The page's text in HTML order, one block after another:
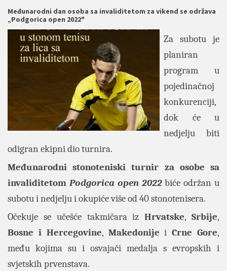
Međunarodni dan osoba sa invaliditetom za vikend se održava
„Podgorica open 2022"
Za subotu je
planiran
program u
pojedinačnoj
konkurenciji,
dok će u
nedjelju biti
odigran ekipni dio turnira.
Međunarodni stonoteniski turnir za osobe sa
invaliditetom Podgorica open 2022biće održan u
subotu i nedjelju i okupiće više od 40 stonotenisera.
Očekuje se učešće takmičara izHrvatske,Srbije,
Bosne i Hercegovine, Makedonije iCrne Gore,
među kojima su i osvajači medalja s evropskih i
svjetskih prvenstava.